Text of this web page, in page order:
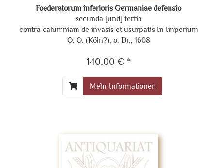
Foederatorum inferioris Germaniae defensio
secunda [und] tertia
contra calumniam de invasis et usurpatis In Imperium
O. O. (Köln?), o. Dr., 1608
140,00 € *
Mehr Informationen